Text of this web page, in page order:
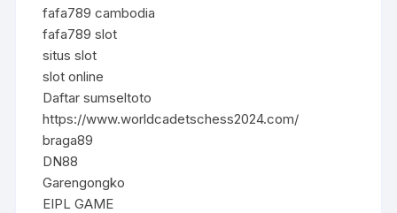
fafa789 cambodia
fafa789 slot
situs slot
slot online
Daftar sumseltoto
https://www.worldcadetschess2024.com/
braga89
DN88
Garengongko
EIPL GAME